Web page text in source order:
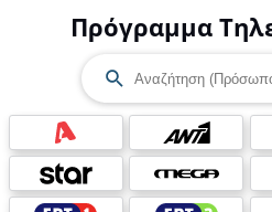
Πρόγραμμα